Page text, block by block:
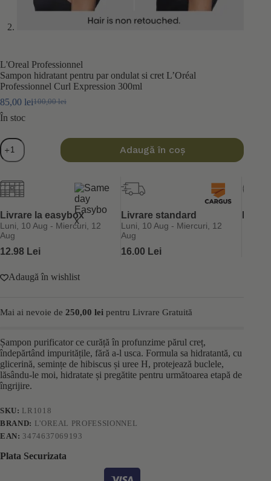
L'Oreal Professionnel
Sampon hidratant pentru par ondulat si cret L’Oréal
Professionnel Curl Expression 300ml
100,00lei
Prețul
85,00 leiPrețul
85,00 lei.
În stoc
Cantitate
Sampon
hidratant
par
ondulat
cret
L’Oréal
Professionnel
Expression
Adaugă în coș
Livrare la easybox
Luni, 10 Aug - Miercuri, 12
Aug
12.98 Lei
Livrare standard
Luni, 10 Aug - Miercuri, 12
Aug
16.00 Lei
Adaugă în wishlist
Mai ai nevoie de 250,00 lei pentru Livrare Gratuită
Șampon purificator ce curăță în profunzime părul creț,
îndepărtând impuritățile, fără a-l usca. Formula sa hidratantă, cu
glicerină, semințe de hibiscus și uree H, protejează buclele,
lăsându-le moi, hidratate și pregătite pentru următoarea etapă de
îngrijire.
SKU: LR1018
BRAND: L'OREAL PROFESSIONNEL
EAN: 3474637069193
Plata Securizata